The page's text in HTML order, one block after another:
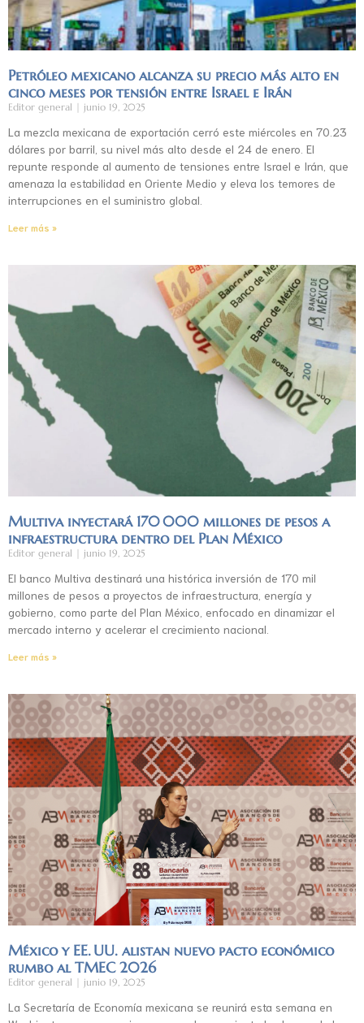
Petróleo mexicano alcanza su precio más alto en
cinco meses por tensión entre Israel e Irán
Editor general junio 19, 2025
La mezcla mexicana de exportación cerró este miércoles en 70.23
dólares por barril, su nivel más alto desde el 24 de enero. El
repunte responde al aumento de tensiones entre Israel e Irán, que
amenaza la estabilidad en Oriente Medio y eleva los temores de
interrupciones en el suministro global.
Leer más »
Multiva inyectará 170 000 millones de pesos a
infraestructura dentro del Plan México
Editor general junio 19, 2025
El banco Multiva destinará una histórica inversión de 170 mil
millones de pesos a proyectos de infraestructura, energía y
gobierno, como parte del Plan México, enfocado en dinamizar el
mercado interno y acelerar el crecimiento nacional.
Leer más »
México y EE. UU. alistan nuevo pacto económico
rumbo al TMEC 2026
Editor general junio 19, 2025
La Secretaría de Economía mexicana se reunirá esta semana en